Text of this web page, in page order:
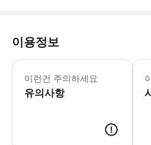
이용정보
이런건 주의하세요
유의사항
* 소